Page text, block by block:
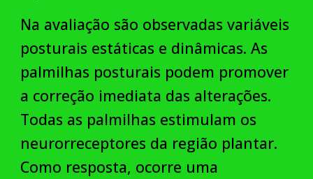
Na avaliação são observadas variáveis
posturais estáticas e dinâmicas. As
palmilhas posturais podem promover
a correção imediata das alterações.
Todas as palmilhas estimulam os
neurorreceptores da região plantar.
Como resposta, ocorre uma